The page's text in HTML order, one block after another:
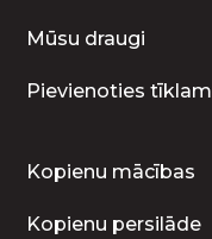
Mūsu draugi
Pievienoties tīklam
Kopienu mācības
Kopienu persilāde